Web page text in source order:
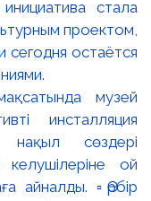
музей
инсталляция
сөздері
келушілеріне ой
айналды. ▫️Әрбір